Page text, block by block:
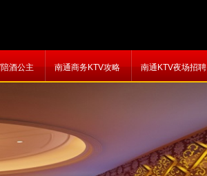
酒公主 南通商务KTV攻略 南通KTV夜场招聘